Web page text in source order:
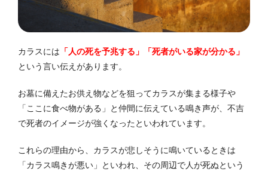
カラスには 「人の死を予兆する」「死者がいる家が分かる」
という言い伝えがあります。
お墓に備えたお供え物などを狙ってカラスが集まる様子や
「ここに食べ物がある」と仲間に伝えている鳴き声が、不吉
で死者のイメージが強くなったといわれています。
これらの理由から、カラスが悲しそうに鳴いているときは
「カラス鳴きが悪い」といわれ、その周辺で人が死ぬという